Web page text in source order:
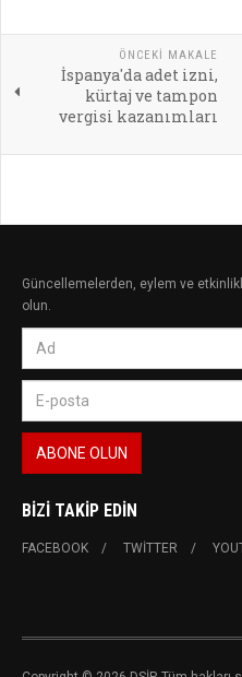
ÖNCEKI MAKALE
İspanya'da adet izni,
kürtaj ve tampon
vergisi kazanımları
Güncellemelerden, eylem ve
olun.
BIZI TAKIP EDIN
FACEBOOK TWITTER